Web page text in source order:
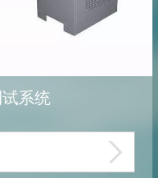
系统